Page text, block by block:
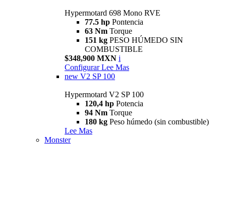
Hypermotard 698 Mono RVE
77.5 hp Pontencia
63 Nm Torque
151 kg PESO HÚMEDO SIN
COMBUSTIBLE
$348,900 MXN i
Configurar Lee Mas
new V2 SP 100
Hypermotard V2 SP 100
120,4 hp Potencia
94 Nm Torque
180 kg Peso húmedo (sin combustible)
Lee Mas
Monster